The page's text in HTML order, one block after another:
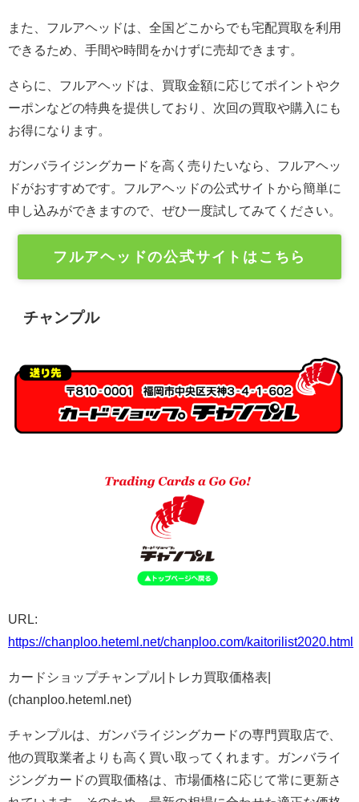
また、フルアヘッドは、全国どこからでも宅配買取を利用
できるため、手間や時間をかけずに売却できます。
さらに、フルアヘッドは、買取金額に応じてポイントやク
ーポンなどの特典を提供しており、次回の買取や購入にも
お得になります。
ガンバライジングカードを高く売りたいなら、フルアヘッ
ドがおすすめです。フルアヘッドの公式サイトから簡単に
申し込みができますので、ぜひ一度試してみてください。
フルアヘッドの公式サイトはこちら
チャンプル
URL:
https://chanploo.heteml.net/chanploo.com/kaitorilist2020.html
カードショップチャンプル|トレカ買取価格表|
(chanploo.heteml.net)
チャンプルは、ガンバライジングカードの専門買取店で、
他の買取業者よりも高く買い取ってくれます。ガンバライ
ジングカードの買取価格は、市場価格に応じて常に更新さ